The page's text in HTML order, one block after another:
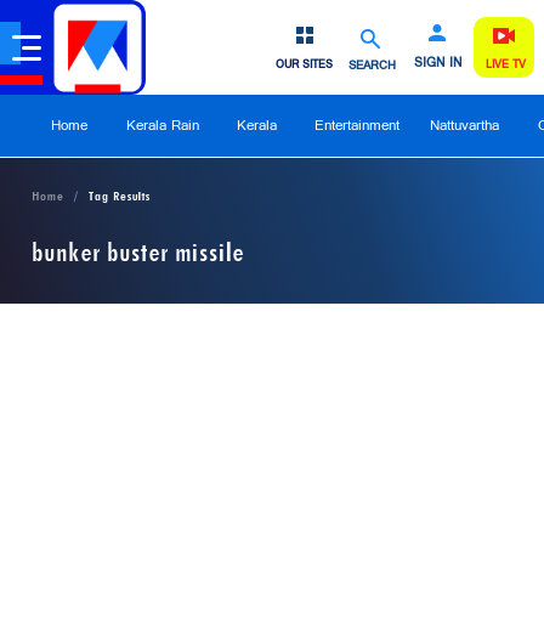
SEARCH SIGN IN
OUR SITES LIVE TV
Home Kerala Rain Kerala Entertainment Nattuvartha
Home Tag Results
bunker buster missile